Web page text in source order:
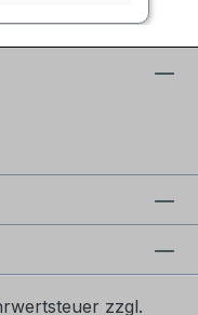
zzgl.